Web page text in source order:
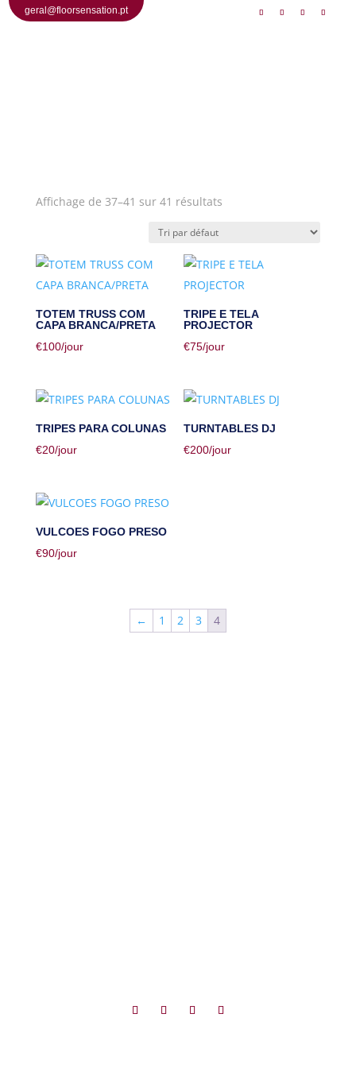
geral@floorsensation.pt
Affichage de 37–41 sur 41 résultats
TOTEM TRUSS COM
CAPA BRANCA/PRETA
€100/jour
TRIPE E TELA
PROJECTOR
€75/jour
TRIPES PARA COLUNAS
€20/jour
TURNTABLES DJ
€200/jour
VULCOES FOGO PRESO
€90/jour
← 1 2 3 4